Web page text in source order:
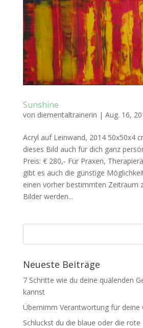
Sunshine
von diementaltrainerin | Aug. 16,
Acryl auf Leinwand, 2014 50x50x4
dieses Bild auch für dich ganz
Preis: € 280,- Für Praxen,
gibt es auch die günstige
einen vorher bestimmten Zeitraum
Bilder werden...
Neueste Beiträge
7 Schritte wie du deine quälenden
kannst
Übernimm Verantwortung für deine
Schluckst du die blaue oder die rote